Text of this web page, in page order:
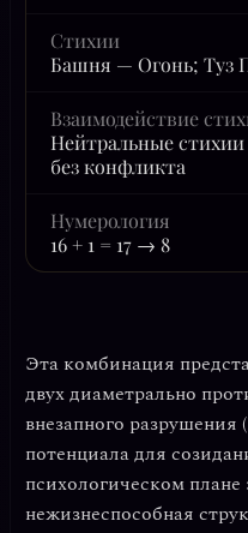
Стихии
Башня — Огонь; Туз
Взаимодействие
Нейтральные
без конфликта
Нумерология
16 + 1 = 17 → 8
Эта комбинация
двух диаметрально
внезапного разрушения
потенциала для
психологическом
нежизнеспособная